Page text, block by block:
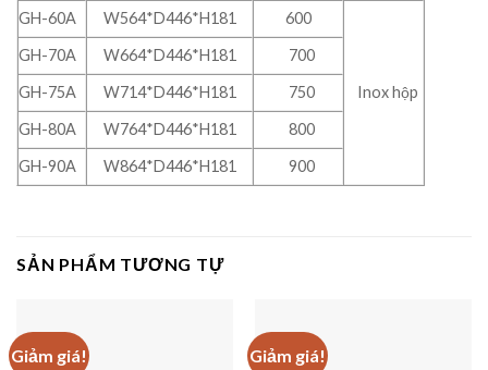
GH-60A W564*D446*H181 600
Inox hộp
GH-70A W664*D446*H181
700
GH-75A
W714*D446*H181
750
GH-80A
W764*D446*H181
800
GH-90A
W864*D446*H181 900
SẢN PHẨM TƯƠNG TỰ
Giảm giá! Giảm giá!